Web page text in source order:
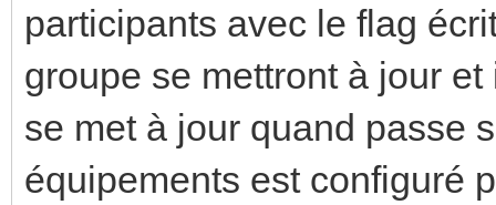
participants avec le flag
groupe se mettront à jour
se met à jour quand passe
équipements est configuré